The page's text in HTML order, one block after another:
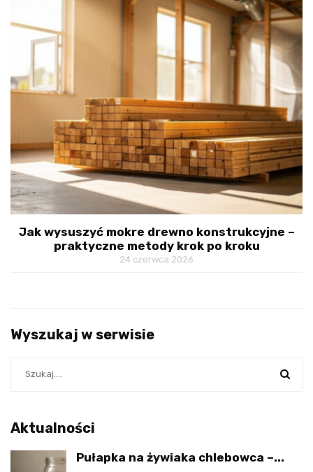
Jak wysuszyć mokre drewno konstrukcyjne –
praktyczne metody krok po kroku
24 czerwca 2026
Wyszukaj w serwisie
Aktualności
Pułapka na żywiaka chlebowca –...